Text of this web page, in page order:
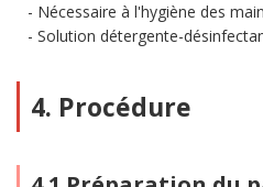
Nécessaire à l'hygiène des
Solution détergente-
4. Procédure